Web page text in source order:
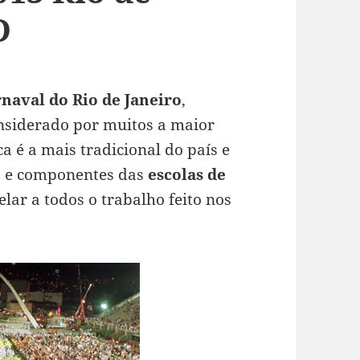
do Rio de Janeiro,
por muitos a maior
é a mais tradicional do país e
componentes das escolas de
a todos o trabalho feito nos